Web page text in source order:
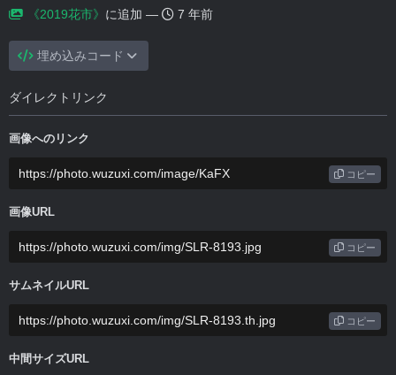
《2019花市》 に追加 — 7 年前
埋め込みコード
ダイレクトリンク
画像へのリンク
コピー
画像URL
コピー
サムネイルURL
コピー
中間サイズURL